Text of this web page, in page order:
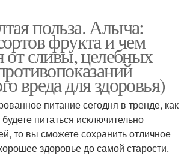
польза. Алыча:
фрукта и чем
от сливы, целебных
вреда для здоровья)
питание сегодня в тренде, как
питаться исключительно
то вы сможете сохранить отличное
здоровье до самой старости.